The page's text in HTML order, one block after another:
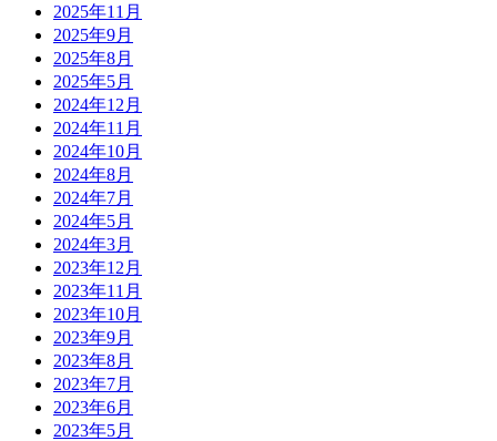
2025年11月
2025年9月
2025年8月
2025年5月
2024年12月
2024年11月
2024年10月
2024年8月
2024年7月
2024年5月
2024年3月
2023年12月
2023年11月
2023年10月
2023年9月
2023年8月
2023年7月
2023年6月
2023年5月